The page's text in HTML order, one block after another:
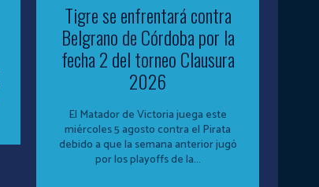
Tigre se enfrentará contra
Belgrano de Córdoba por la
fecha 2 del torneo Clausura
2026
El Matador de Victoria juega este
miércoles 5 agosto contra el Pirata
debido a que la semana anterior jugó
por los playoffs de la...